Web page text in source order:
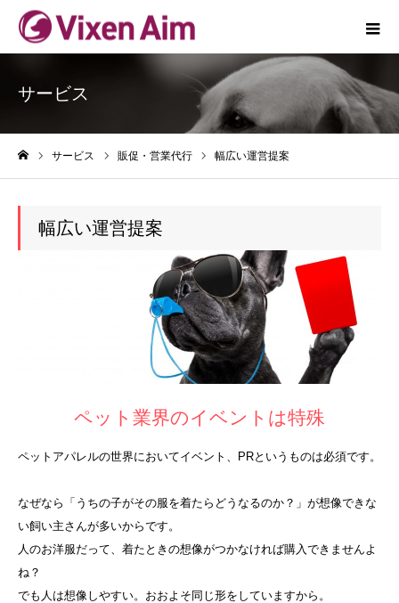
サービス
サービス 販促・営業代行 幅広い運営提案
幅広い運営提案
ペット業界のイベントは特殊
ペットアパレルの世界においてイベント、PRというものは必須です。
なぜなら「うちの子がその服を着たらどうなるのか？」が想像できな
い飼い主さんが多いからです。
人のお洋服だって、着たときの想像がつかなければ購入できませんよ
ね？
でも人は想像しやすい。おおよそ同じ形をしていますから。